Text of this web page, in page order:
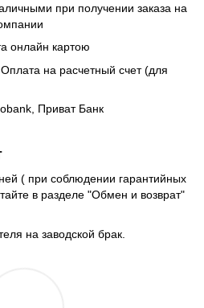
при получении заказа на
онлайн картою
Оплата на расчетный счет (для
Приват Банк
( при соблюдении гарантийных
в разделе "Обмен и возврат"
на заводской брак.